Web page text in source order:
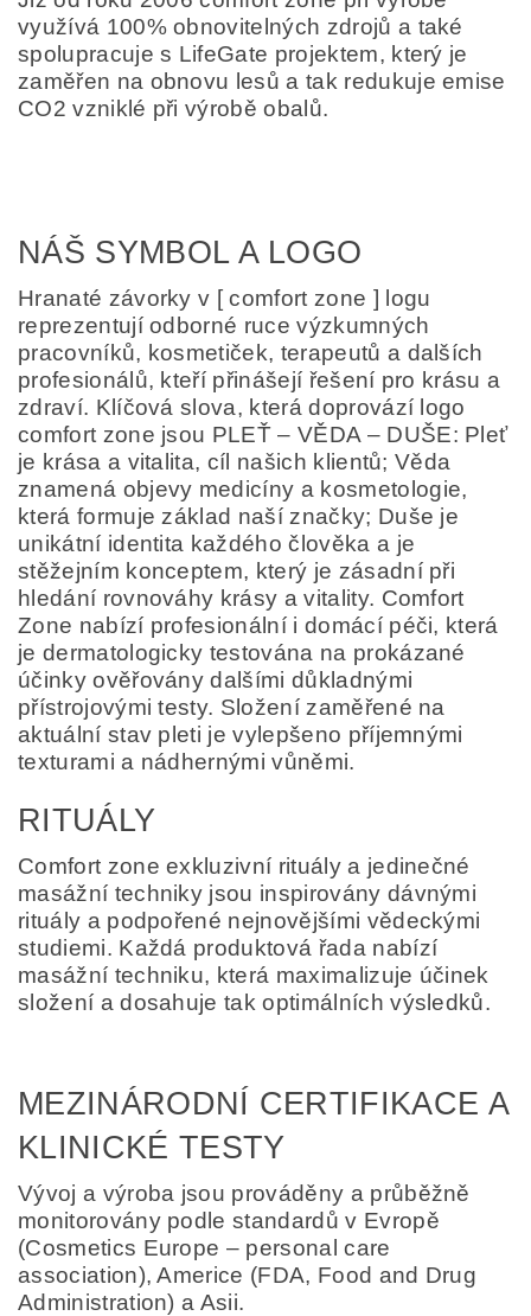
využívá 100% obnovitelných zdrojů a také
spolupracuje s LifeGate projektem, který je
zaměřen na obnovu lesů a tak redukuje emise
CO2 vzniklé při výrobě obalů.
NÁŠ SYMBOL A LOGO
Hranaté závorky v [ comfort zone ] logu
reprezentují odborné ruce výzkumných
pracovníků, kosmetiček, terapeutů a dalších
profesionálů, kteří přinášejí řešení pro krásu a
zdraví. Klíčová slova, která doprovází logo
comfort zone jsou PLEŤ – VĚDA – DUŠE: Pleť
je krása a vitalita, cíl našich klientů; Věda
znamená objevy medicíny a kosmetologie,
která formuje základ naší značky; Duše je
unikátní identita každého člověka a je
stěžejním konceptem, který je zásadní při
hledání rovnováhy krásy a vitality. Comfort
Zone nabízí profesionální i domácí péči, která
je dermatologicky testována na prokázané
účinky ověřovány dalšími důkladnými
přístrojovými testy. Složení zaměřené na
aktuální stav pleti je vylepšeno příjemnými
texturami a nádhernými vůněmi.
RITUÁLY
Comfort zone exkluzivní rituály a jedinečné
masážní techniky jsou inspirovány dávnými
rituály a podpořené nejnovějšími vědeckými
studiemi. Každá produktová řada nabízí
masážní techniku, která maximalizuje účinek
složení a dosahuje tak optimálních výsledků.
MEZINÁRODNÍ CERTIFIKACE A
KLINICKÉ TESTY
Vývoj a výroba jsou prováděny a průběžně
monitorovány podle standardů v Evropě
(Cosmetics Europe – personal care
association), Americe (FDA, Food and Drug
Administration) a Asii.